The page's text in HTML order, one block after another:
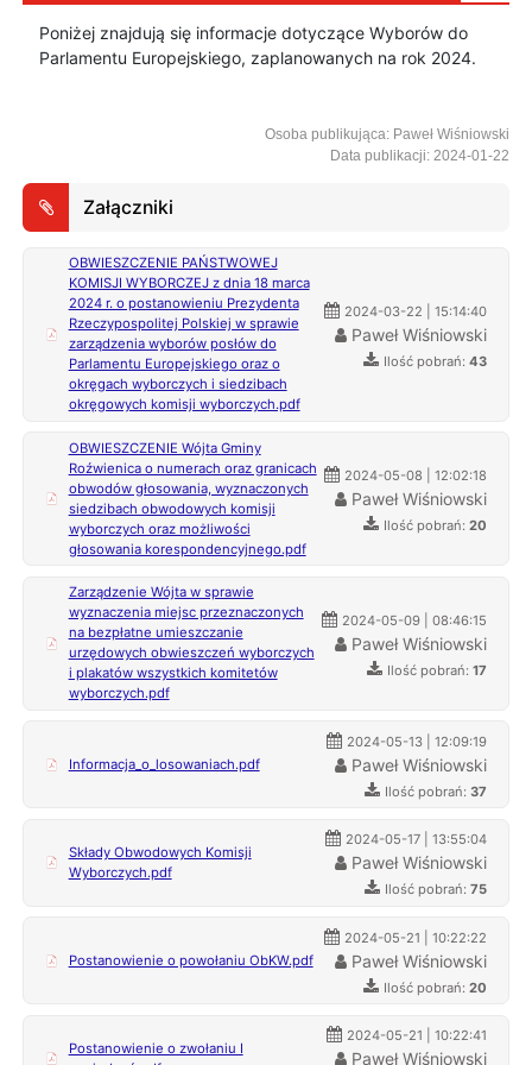
Poniżej znajdują się informacje dotyczące Wyborów do
Parlamentu Europejskiego, zaplanowanych na rok 2024.
Osoba publikująca: Paweł Wiśniowski
Data publikacji: 2024-01-22
Załączniki
OBWIESZCZENIE PAŃSTWOWEJ
KOMISJI WYBORCZEJ z dnia 18 marca
2024 r. o postanowieniu Prezydenta
Rzeczypospolitej Polskiej w sprawie
zarządzenia wyborów posłów do
Parlamentu Europejskiego oraz o
okręgach wyborczych i siedzibach
okręgowych komisji wyborczych.pdf
2024-03-22 | 15:14:40
Paweł Wiśniowski
Ilość pobrań:43
OBWIESZCZENIE Wójta Gminy
Roźwienica o numerach oraz granicach
obwodów głosowania, wyznaczonych
siedzibach obwodowych komisji
wyborczych oraz możliwości
głosowania korespondencyjnego.pdf
2024-05-08 | 12:02:18
Paweł Wiśniowski
Ilość pobrań:20
Zarządzenie Wójta w sprawie
wyznaczenia miejsc przeznaczonych
na bezpłatne umieszczanie
urzędowych obwieszczeń wyborczych
i plakatów wszystkich komitetów
wyborczych.pdf
2024-05-09 | 08:46:15
Paweł Wiśniowski
Ilość pobrań:17
Informacja_o_losowaniach.pdf
2024-05-13 | 12:09:19
Paweł Wiśniowski
Ilość pobrań:37
Składy Obwodowych Komisji
Wyborczych.pdf
2024-05-17 | 13:55:04
Paweł Wiśniowski
Ilość pobrań:75
Postanowienie o powołaniu ObKW.pdf
2024-05-21 | 10:22:22
Paweł Wiśniowski
Ilość pobrań:20
Postanowienie o zwołaniu I
2024-05-21 | 10:22:41
Paweł Wiśniowski